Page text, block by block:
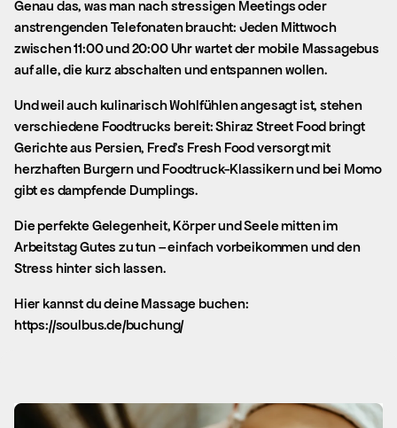
Genau das, was man nach stressigen Meetings oder
anstrengenden Telefonaten braucht: Jeden Mittwoch
zwischen 11:00 und 20:00 Uhr wartet der mobile Massagebus
auf alle, die kurz abschalten und entspannen wollen.
Und weil auch kulinarisch Wohlfühlen angesagt ist, stehen
verschiedene Foodtrucks bereit: Shiraz Street Food bringt
Gerichte aus Persien, Fred’s Fresh Food versorgt mit
herzhaften Burgern und Foodtruck-Klassikern und bei Momo
gibt es dampfende Dumplings.
Die perfekte Gelegenheit, Körper und Seele mitten im
Arbeitstag Gutes zu tun – einfach vorbeikommen und den
Stress hinter sich lassen.
Hier kannst du deine Massage buchen:
https://soulbus.de/buchung/